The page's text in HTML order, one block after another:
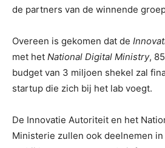
de partners van de winnende
Overeen is gekomen dat de
met het National Digital Ministry,
budget van 3 miljoen shekel zal
startup die zich bij het lab voegt.
De Innovatie Autoriteit en het
Ministerie zullen ook deelnemen